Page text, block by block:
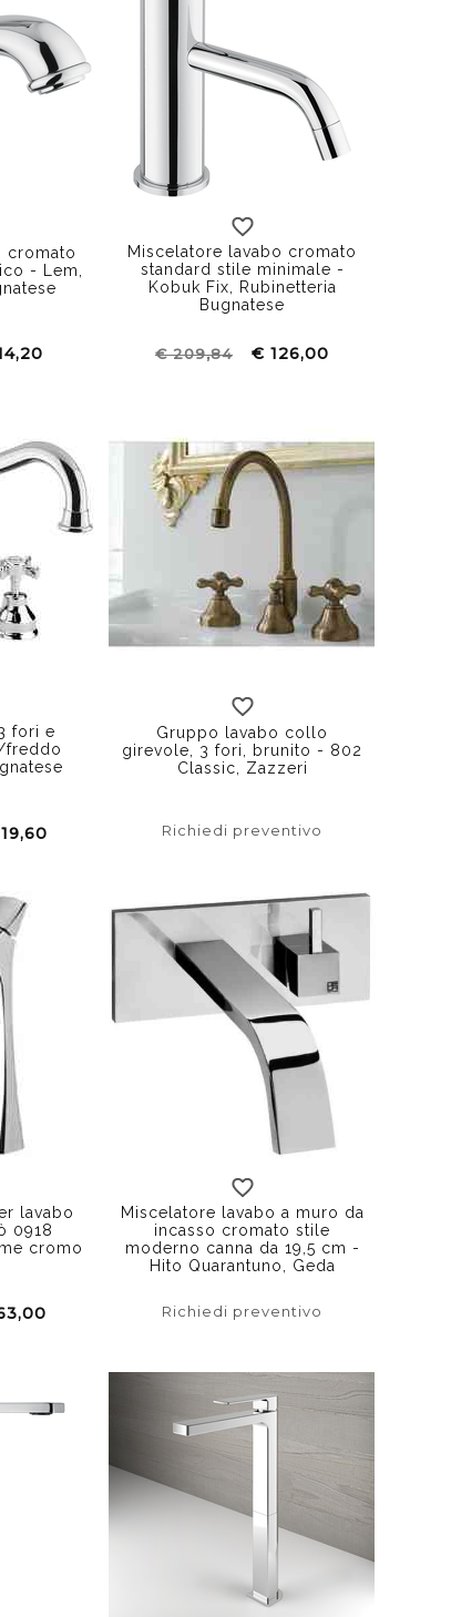
cromato
- Lem,
Miscelatore lavabo cromato
standard stile minimale -
Kobuk Fix, Rubinetteria
Bugnatese
€ 209,84 € 126,00
fori e
freddo
Gruppo lavabo collo
girevole, 3 fori, brunito - 802
Classic, Zazzeri
Richiedi preventivo
lavabo
0918
cromo
nickel spazzolato
Miscelatore lavabo a muro da
incasso cromato stile
moderno canna da 19,5 cm -
Hito Quarantuno, Geda
Richiedi preventivo